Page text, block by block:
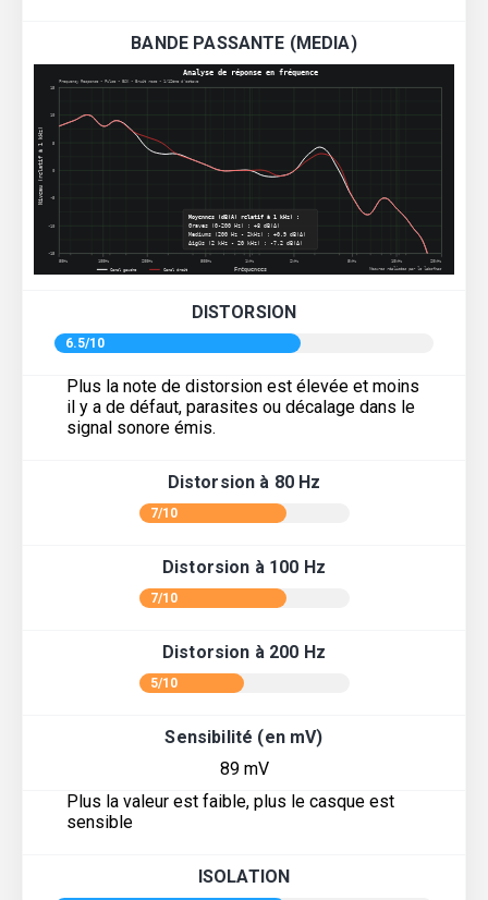
BANDE PASSANTE (MEDIA)
DISTORSION
6.5/10
Plus la note de distorsion est élevée et moins
il y a de défaut, parasites ou décalage dans le
signal sonore émis.
Distorsion à 80 Hz
7/10
Distorsion à 100 Hz
7/10
Distorsion à 200 Hz
5/10
Sensibilité (en mV)
89 mV
Plus la valeur est faible, plus le casque est
sensible
ISOLATION